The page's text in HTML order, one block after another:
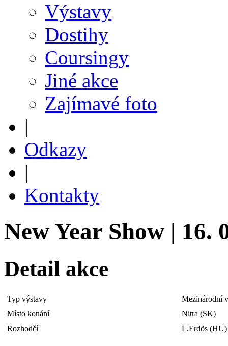
Výstavy
Dostihy
Coursingy
Jiné akce
Zajímavé foto
|
Odkazy
|
Kontakty
New Year Show | 16.
Detail akce
Typ výstavy
Mezinárodní
Místo konání
Nitra (SK)
Rozhodčí
L.Erdös (HU)